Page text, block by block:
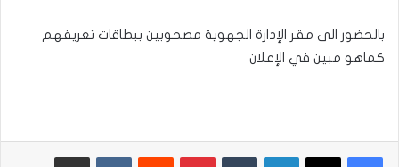
بالحضور الى مقر الإدارة الجهوية مصحوبين ببطاقات تعريفهم
كماهو مبين في الإعلان
لينكدإن بينتيريست مشاركة عبر البريد